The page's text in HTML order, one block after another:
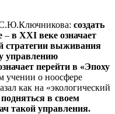
С.Ю.Ключникова: создать
– в XXI веке означает
стратегии выживания
управлению
перейти в «Эпоху
учении о ноосфере
как на «экологический
подняться в своем
такой управления.